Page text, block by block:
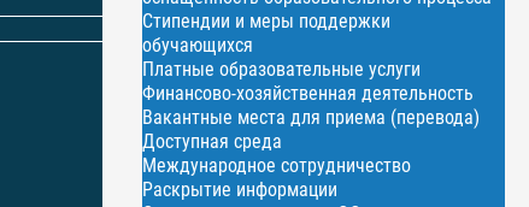
Стипендии и меры поддержки
обучающихся
Платные образовательные услуги
Финансово-хозяйственная деятельность
Вакантные места для приема (перевода)
Доступная среда
Международное сотрудничество
Раскрытие информации